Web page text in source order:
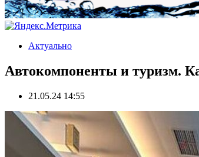
Актуально
Автокомпоненты и туризм.
21.05.24 14:55